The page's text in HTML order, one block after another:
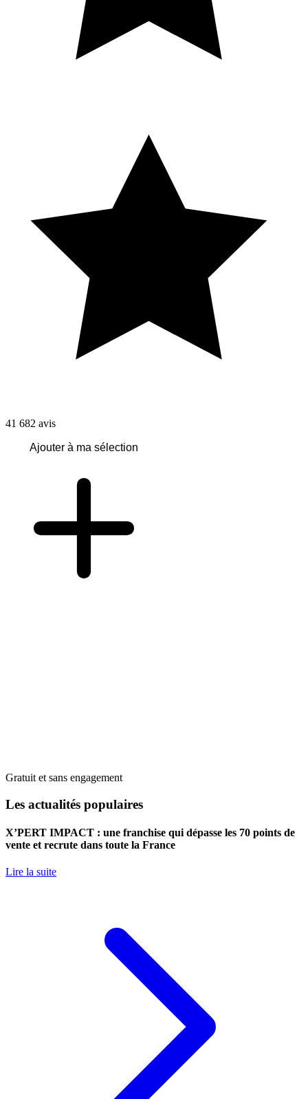
41 682 avis
Ajouter à ma sélection
Gratuit et sans engagement
Les actualités populaires
X’PERT IMPACT : une franchise qui dépasse les 70 points de
vente et recrute dans toute la France
Lire la suite